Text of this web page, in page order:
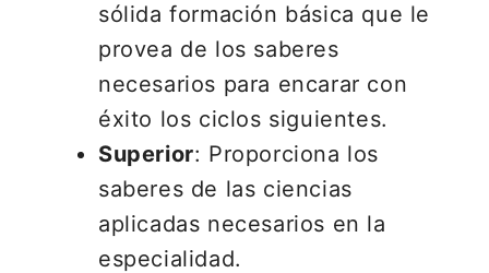
sólida formación básica que le
provea de los saberes
necesarios para encarar con
éxito los ciclos siguientes.
Superior: Proporciona los
saberes de las ciencias
aplicadas necesarios en la
especialidad.